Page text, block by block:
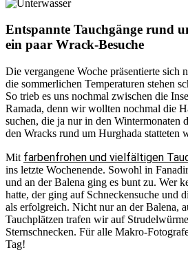
Entspannte Tauchgänge rund
ein paar Wrack-Besuche
Die vergangene Woche präsentierte sich
die sommerlichen Temperaturen stehen
So trieb es uns nochmal zwischen die
Ramada, denn wir wollten nochmal die
suchen, die ja nur in den Wintermonaten
den Wracks rund um Hurghada statteten
Mit farbenfrohen und vielfältigen
ins letzte Wochenende. Sowohl in
und an der Balena ging es bunt zu. Wer
hatte, der ging auf Schneckensuche und
als erfolgreich. Nicht nur an der Balena,
Tauchplätzen trafen wir auf
Sternschnecken. Für alle Makro-
Tag!